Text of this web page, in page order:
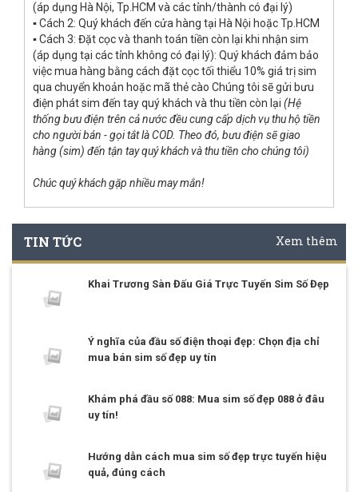
(áp dụng Hà Nội, Tp.HCM và các tỉnh/thành có đại lý)
▪ Cách 2: Quý khách đến cửa hàng tại Hà Nội hoặc Tp.HCM
▪ Cách 3: Đặt cọc và thanh toán tiền còn lại khi nhận sim
(áp dụng tại các tỉnh không có đại lý): Quý khách đảm bảo
việc mua hàng bằng cách đặt cọc tối thiểu 10% giá trị sim
qua chuyển khoản hoặc mã thẻ cào Chúng tôi sẽ gửi bưu
điện phát sim đến tay quý khách và thu tiền còn lại (Hệ
thống bưu điện trên cả nước đều cung cấp dịch vụ thu hộ tiền
cho người bán - gọi tắt là COD. Theo đó, bưu điện sẽ giao
hàng (sim) đến tận tay quý khách và thu tiền cho chúng tôi)
Chúc quý khách gặp nhiều may mắn!
TIN TỨC Xem thêm
Khai Trương Sàn Đấu Giá Trực Tuyến Sim Số Đẹp
Ý nghĩa của đầu số điện thoại đẹp: Chọn địa chỉ
mua bán sim số đẹp uy tín
Khám phá đầu số 088: Mua sim số đẹp 088 ở đâu
uy tín!
Hướng dẫn cách mua sim số đẹp trực tuyến hiệu
quả, đúng cách